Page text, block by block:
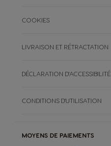
MOYENS DE PAIEMENTS
COOKIES
LIVRAISON ET RÉTRACTATION
DÉCLARATION D'ACCESSIBILITÉ
CONDITIONS D'UTILISATION